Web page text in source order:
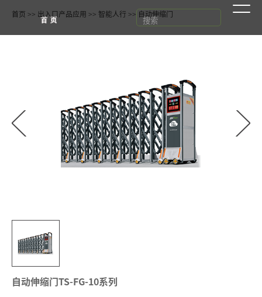
首页 >> 出入口产品应用 >> 智能人行 >>自动伸缩门
自动伸缩门TS-FG-10系列